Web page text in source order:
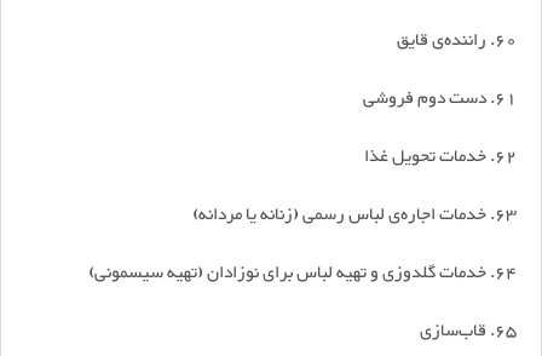
60. راننده‌ی قایق
61. دست دوم فروشی
62. خدمات تحویل غذا
63. خدمات اجاره‌ی لباس رسمی (زنانه یا مردانه)
۶۴. خدمات گلدوزی و تهیه لباس برای نوزادان (تهیه سیسمونی)
۶۵. قاب‌سازی